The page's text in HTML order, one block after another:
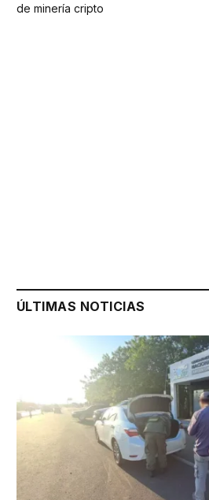
de minería cripto
ÚLTIMAS NOTICIAS